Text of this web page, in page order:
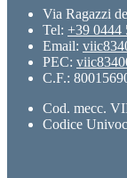
Via Ragazzi
Tel: +39 0444
Email:
PEC:
C.F.:
Cod. mecc.
Codice